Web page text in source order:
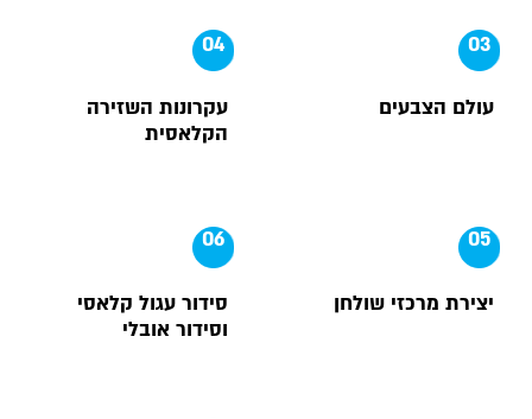
03
עולם הצבעים
04
עקרונות השזירה
הקלאסית
05
יצירת מרכזי שולחן
06
סידור עגול קלאסי
וסידור אובלי